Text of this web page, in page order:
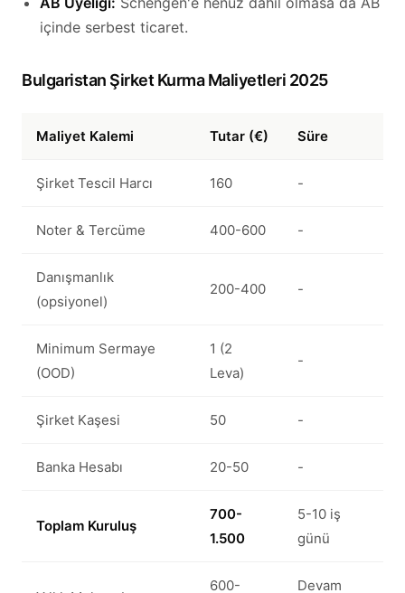
içinde serbest ticaret.
Bulgaristan Şirket Kurma Maliyetleri 2025
Maliyet Kalemi Tutar (€) Süre
Şirket Tescil Harcı 160 -
Noter & Tercüme 400-600 -
Danışmanlık
(opsiyonel)
200-400 -
Minimum Sermaye
(OOD)
1 (2
Leva)
-
Şirket Kaşesi 50 -
Banka Hesabı 20-50 -
Toplam Kuruluş
700-
1.500
5-10 iş
günü
600- Devam